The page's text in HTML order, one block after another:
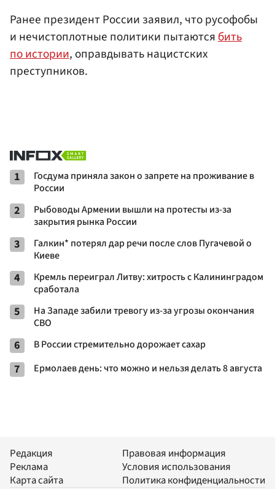
Ранее президент России заявил, что русофобы
и нечистоплотные политики пытаютсябить
по истории, оправдывать нацистских
преступников.
1
Госдума приняла закон о запрете на проживание в
России
2
Рыбоводы Армении вышли на протесты из-за
закрытия рынка России
3
Галкин* потерял дар речи после слов Пугачевой о
Киеве
4
Кремль переиграл Литву: хитрость с Калининградом
сработала
5
На Западе забили тревогу из-за угрозы окончания
СВО
6 В России стремительно дорожает сахар
7 Ермолаев день: что можно и нельзя делать 8 августа
Редакция
Реклама
Карта сайта
Правовая информация
Условия использования
Политика конфиденциальности